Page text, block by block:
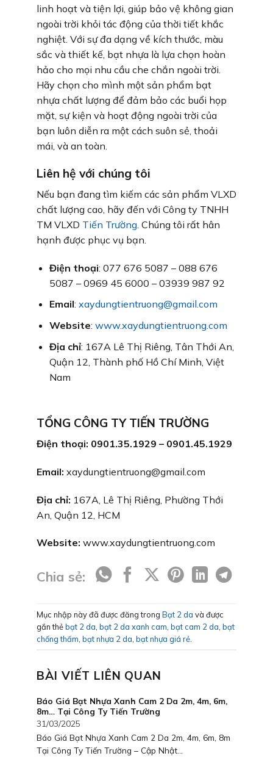
linh hoạt và tiện lợi, giúp bảo vệ không gian
ngoài trời khỏi tác động của thời tiết khắc
nghiệt. Với sự đa dạng về kích thước, màu
sắc và thiết kế, bạt nhựa là lựa chọn hoàn
hảo cho mọi nhu cầu che chắn ngoài trời.
Hãy chọn cho mình một sản phẩm bạt
nhựa chất lượng để đảm bảo các buổi họp
mặt, sự kiện và hoạt động ngoài trời của
bạn luôn diễn ra một cách suôn sẻ, thoải
mái, và an toàn.
Liên hệ với chúng tôi
Nếu bạn đang tìm kiếm các sản phẩm VLXD
chất lượng cao, hãy đến với Công ty TNHH
TM VLXD Tiến Trường . Chúng tôi rất hân
hạnh được phục vụ bạn.
Điện thoại: 077 676 5087 – 088 676
5087 – 0969 45 6000 – 03939 987 92
Email: xaydungtientruong@gmail.com
Website: www.xaydungtientruong.com
Địa chỉ: 167A Lê Thị Riêng, Tân Thới An,
Quận 12, Thành phố Hồ Chí Minh, Việt
Nam
TỔNG CÔNG TY TIẾN TRƯỜNG
Điện thoại: 0901.35.1929 – 0901.45.1929
Email: xaydungtientruong@gmail.com
Địa chỉ: 167A, Lê Thị Riêng, Phường Thới
An, Quận 12, HCM
Website: www.xaydungtientruong.com
Chia sẻ:
Mục nhập này đã được đăng trong Bạt 2 da và được
gắn thẻbạt 2 da bạt 2 da xanh cam bạt cam 2 da bạt
chống thấm bạt nhựa 2 da bạt nhựa giá rẻ
BÀI VIẾT LIÊN QUAN
Báo Giá Bạt Nhựa Xanh Cam 2 Da 2m, 4m, 6m,
8m… Tại Công Ty Tiến Trường
31/03/2025
Báo Giá Bạt Nhựa Xanh Cam 2 Da 2m, 4m, 6m, 8m
Tại Công Ty Tiến Trường – Cập Nhật...